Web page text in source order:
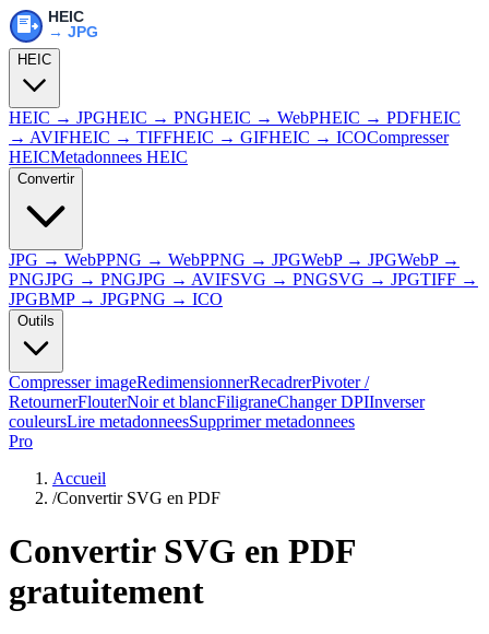
HEIC
HEIC → JPGHEIC → PNGHEIC → WebPHEIC → PDFHEIC
→ AVIFHEIC → TIFFHEIC → GIFHEIC → ICOCompresser
HEICMetadonnees HEIC
Convertir
JPG → WebPPNG → WebPPNG → JPGWebP → JPGWebP →
PNGJPG → PNGJPG → AVIFSVG → PNGSVG → JPGTIFF →
JPGBMP → JPGPNG → ICO
Outils
Compresser imageRedimensionnerRecadrerPivoter /
RetournerFlouterNoir et blancFiligraneChanger DPIInverser
couleursLire metadonneesSupprimer metadonnees
Pro
Accueil
/Convertir SVG en PDF
Convertir SVG en PDF
gratuitement